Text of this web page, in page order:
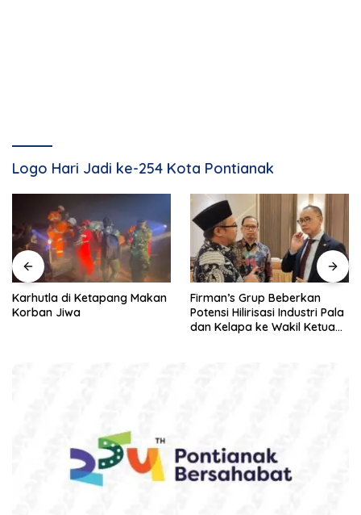
Logo Hari Jadi ke-254 Kota Pontianak
Karhutla di Ketapang Makan
Korban Jiwa
Firman’s Grup Beberkan
Potensi Hilirisasi Industri Pala
dan Kelapa ke Wakil Ketua